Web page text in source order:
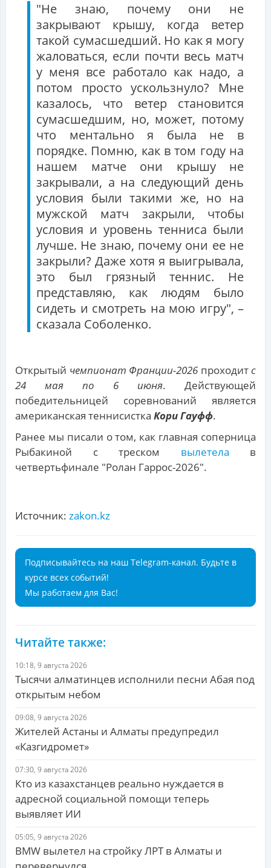
"Не знаю, почему они не
закрывают крышу, когда ветер
такой сумасшедший. Но как я могу
жаловаться, если почти весь матч
у меня все работало как надо, а
потом просто ускользнуло? Мне
казалось, что ветер становится
сумасшедшим, но, может, потому
что ментально я была не в
порядке. Помню, как в том году на
нашем матче они крышу не
закрывали, а на следующий день
условия были такими же, но на
мужской матч закрыли, чтобы
условия и уровень тенниса были
лучше. Не знаю, почему они ее не
закрыли? Даже хотя я выигрывала,
это был грязный теннис. Не
представляю, как людям было
сидеть и смотреть на мою игру", –
сказала Соболенко.
Открытый чемпионат Франции-2026проходитс
24 мая по 6 июня. Действующей
победительницей соревнований является
американская теннисистка Кори Гауфф.
Ранее мы писали о том, как главная соперница
Рыбакиной с треском вылетела в
четвертьфинале "Ролан Гаррос-2026".
Источник: zakon.kz
Подписывайтесь на наш Telegram-канал. Будьте в
курсе всех событий!
Мы работаем для Вас!
Читайте также:
10:18, 9 августа 2026
Тысячи алматинцев исполнили песни Абая под
открытым небом
09:08, 9 августа 2026
Жителей Астаны и Алматы предупредил
«Казгидромет»
07:30, 9 августа 2026
Кто из казахстанцев реально нуждается в
адресной социальной помощи теперь
выявляет ИИ
05:05, 9 августа 2026
BMW вылетел на стройку ЛРТ в Алматы и